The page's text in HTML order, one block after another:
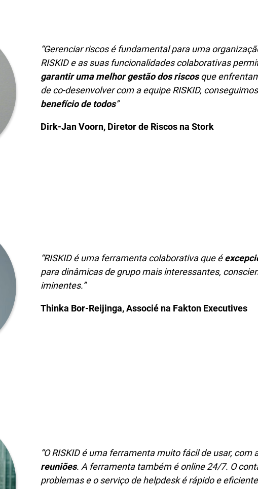
“Gerenciar riscos é fundamental para uma
RISKID e as suas funcionalidades colaborativas
garantir uma melhor gestão dos riscosque
de co-desenvolver com a equipe RISKID, conseguimos
benefício de todos”
Dirk-Jan Voorn, Diretor de Riscos na Stork
“RISKID é uma ferramenta colaborativa que é
para dinâmicas de grupo mais interessantes,
iminentes.”
Thinka Bor-Reijinga, Associé na Fakton Executives
“O RISKID é uma ferramenta muito fácil de usar, com
reuniões. A ferramenta também é online 24/7. O
problemas e o serviço de helpdesk é rápido e